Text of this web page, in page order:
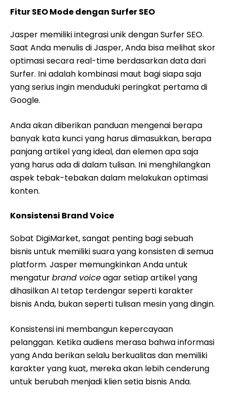
Fitur SEO Mode dengan Surfer SEO
Jasper memiliki integrasi unik dengan Surfer SEO.
Saat Anda menulis di Jasper, Anda bisa melihat skor
optimasi secara real-time berdasarkan data dari
Surfer. Ini adalah kombinasi maut bagi siapa saja
yang serius ingin menduduki peringkat pertama di
Google.
Anda akan diberikan panduan mengenai berapa
banyak kata kunci yang harus dimasukkan, berapa
panjang artikel yang ideal, dan elemen apa saja
yang harus ada di dalam tulisan. Ini menghilangkan
aspek tebak-tebakan dalam melakukan optimasi
konten.
Konsistensi Brand Voice
Sobat DigiMarket, sangat penting bagi sebuah
bisnis untuk memiliki suara yang konsisten di semua
platform. Jasper memungkinkan Anda untuk
mengaturbrand voiceagar setiap artikel yang
dihasilkan AI tetap terdengar seperti karakter
bisnis Anda, bukan seperti tulisan mesin yang dingin.
Konsistensi ini membangun kepercayaan
pelanggan. Ketika audiens merasa bahwa informasi
yang Anda berikan selalu berkualitas dan memiliki
karakter yang kuat, mereka akan lebih cenderung
untuk berubah menjadi klien setia bisnis Anda.